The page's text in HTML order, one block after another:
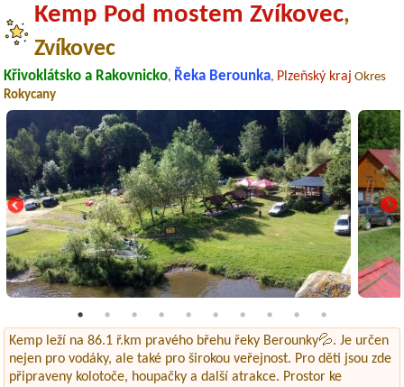
Kemp Pod mostem Zvíkovec,
Zvíkovec
Křivoklátsko a Rakovnicko, Řeka Berounka, Plzeňský kraj Okres
Rokycany
Kemp leží na 86.1 ř.km pravého břehu řeky Berounky💦. Je určen
nejen pro vodáky, ale také pro širokou veřejnost. Pro děti jsou zde
připraveny kolotoče, houpačky a další atrakce. Prostor ke